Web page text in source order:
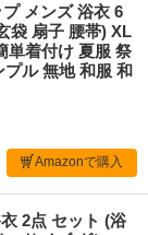
メンズ 浴衣 6
袋 扇子 腰帯) XL
単着付け 夏服 祭
プル 無地 和服 和
Amazonで購入
2点 セット (浴